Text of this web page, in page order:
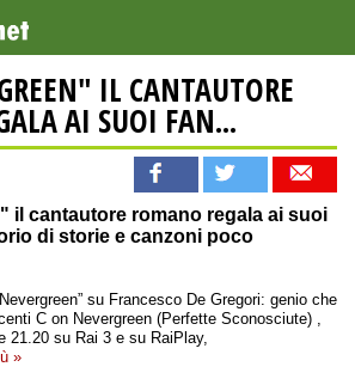
IL CANTAUTORE
AI SUOI FAN...
il cantautore romano regala ai suoi
di storie e canzoni poco
su Francesco De Gregori: genio che
C on Nevergreen (Perfette Sconosciute) ,
21.20 su Rai 3 e su RaiPlay,
»